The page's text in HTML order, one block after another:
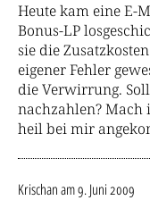
Heute kam eine E-
Bonus-LP
sie die
eigener Fehler
die Verwirrung.
nachzahlen?
heil bei mir
Krischanam 9. Juni 2009